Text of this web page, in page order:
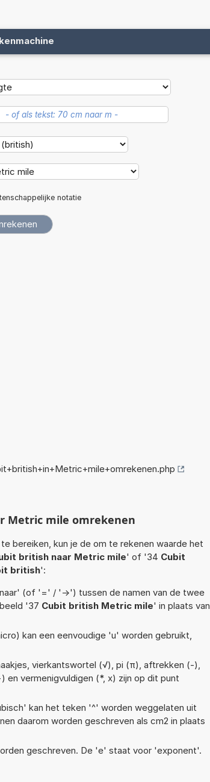
notatie
Metric mile omrekenen
bereiken, kun je de om te rekenen waarde het
british naar Metric mile' of '34 Cubit
british':
(of '=' / '->') tussen de namen van de twee
'37 Cubit british Metric mile' in plaats van
kan een eenvoudige 'u' worden gebruikt,
vierkantswortel (√), pi (π), aftrekken (-),
vermenigvuldigen (*, x) zijn op dit punt
kan het teken '^' worden weggelaten uit
daarom worden geschreven als cm2 in plaats
geschreven. De 'e' staat voor 'exponent'.